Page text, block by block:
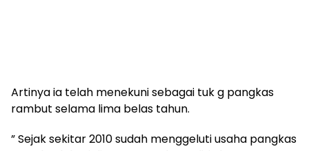
Artinya ia telah menekuni sebagai tuk g pangkas
rambut selama lima belas tahun.
” Sejak sekitar 2010 sudah menggeluti usaha pangkas